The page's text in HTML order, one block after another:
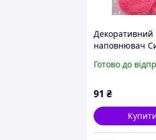
Декоративний
наповнювач
30 грам,
Готово до
91 ₴
Купити